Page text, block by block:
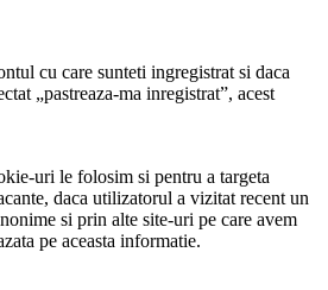
cu care sunteti ingregistrat si daca
„pastreaza-ma inregistrat”, acest
uri le folosim si pentru a targeta
daca utilizatorul a vizitat recent un
si prin alte site-uri pe care avem
pe aceasta informatie.